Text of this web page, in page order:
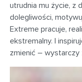
utrudnia mu życie, z
dolegliwości,
Extreme pracuje,
ekstremalny. I
zmienić – wystarczy